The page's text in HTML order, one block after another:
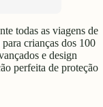
todas as viagens de
crianças dos 100
e design
perfeita de proteção